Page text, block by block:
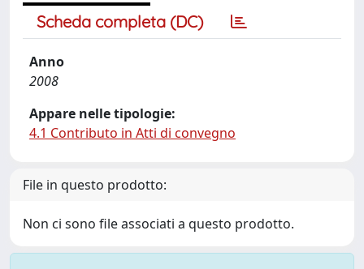
Scheda completa (DC)
Anno
2008
Appare nelle tipologie:
4.1 Contributo in Atti di convegno
File in questo prodotto:
Non ci sono file associati a questo prodotto.